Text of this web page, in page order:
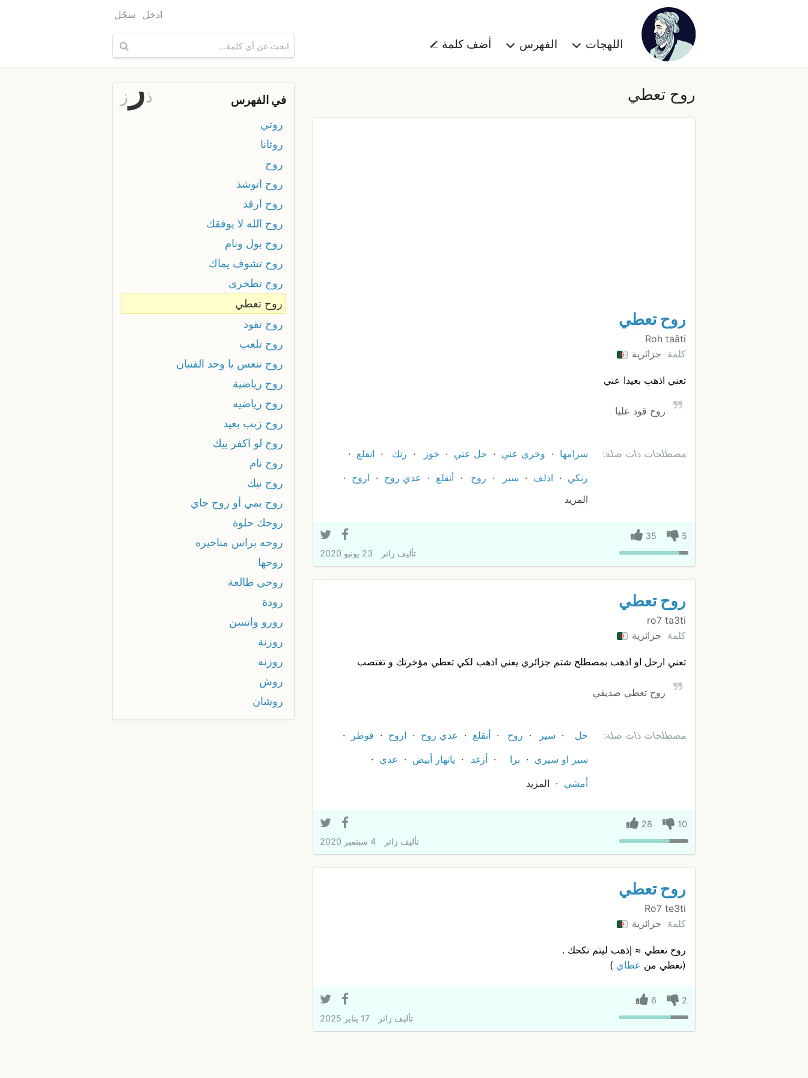
اللهجات الفهرس أضف كلمة
ادخل سجّل
روح تعطي
روح تعطي
Roh taâti
كلمة جزائرية
تعني اذهب بعيدا عني
روح قود عليا
مصطلحات ذات صلة: سرامها وخري عني حل عني خوز رنك
انقلع
رنكي
اذلف سير روح أنقلع عدي روح
اروح
المزيد
5
35
تأليف زائر 23 يونيو 2020
روح تعطي
ro7 ta3ti
كلمة جزائرية
تعني ارحل او اذهب بمصطلح شتم جزائري يعني اذهب لكي تعطي مؤخرتك و تغتصب
روح تعطي صديقي
مصطلحات ذات صلة: حل سير روح أنقلع عدي روح اروح
قوطر
سير او سيري
برا أزغد يانهار أبيض
عدي
أمشي
المزيد
10
28
تأليف زائر 4 سبتمبر 2020
روح تعطي
Ro7 te3ti
كلمة جزائرية
روح تعطي ≈ إذهب ليتم نكحك .
(تعطي من عطاي )
2
6
تأليف زائر 17 يناير 2025
في الفهرس ذر ز
روتي
روثانا
روح
روح اتوشذ
روح ارقد
روح الله لا يوفقك
روح بول ونام
روح تشوف يماك
روح تطخرى
روح تعطي
روح تقود
روح تلعب
روح تنعس يا وحد الفنيان
روح رياضية
روح رياضيه
روح زبب بعيد
روح لو اكفر بيك
روح نام
روح نيك
روح يمي أو روح جاي
روحك حلوة
روحه براس مناخيره
روحها
روحي طالعة
رودة
رورو واتسن
روزنة
روزنه
روش
روشان